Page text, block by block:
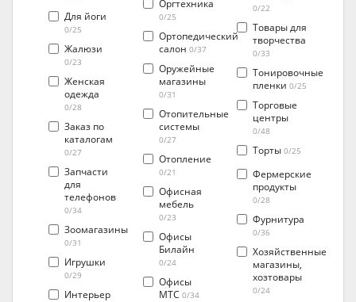
Для йоги
0/25
Жалюзи
0/23
Женская
одежда
0/28
Заказ по
каталогам
0/27
Запчасти
для
телефонов
0/34
Зоомагазины
0/31
Игрушки
0/29
Интерьер
Оргтехника
0/25
Ортопедический
салон 0/37
Оружейные
магазины
0/31
Отопительные
системы
0/27
Отопление
0/21
Офисная
мебель
0/23
Офисы
Билайн
0/24
Офисы
МТС 0/34
0/22
Товары для
творчества
0/33
Тонировочные
пленки0/25
Торговые
центры
0/48
Торты0/25
Фермерские
продукты
0/28
Фурнитура
0/36
Хозяйственные
магазины,
хозтовары
0/24